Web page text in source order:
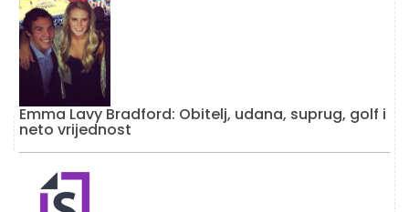
Emma Lavy Bradford: Obitelj, udana, suprug, golf i
neto vrijednost